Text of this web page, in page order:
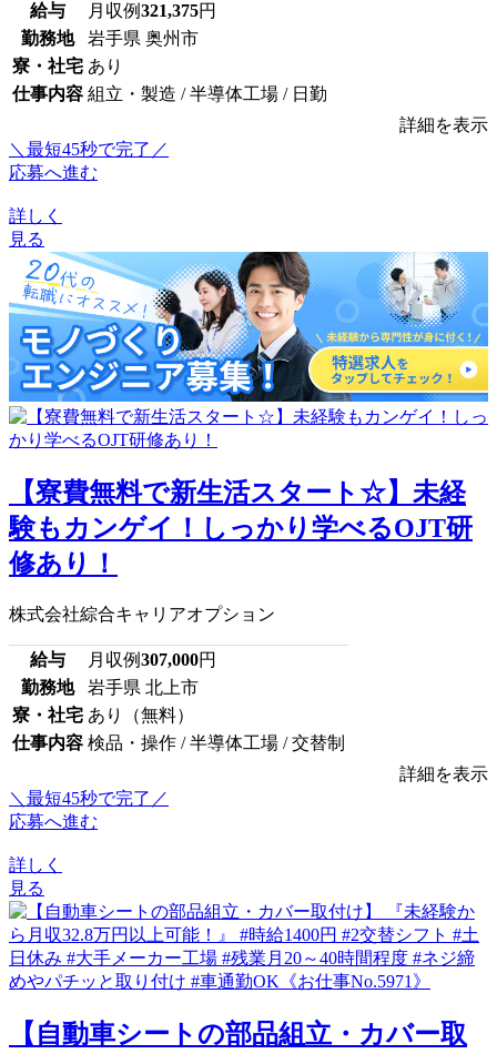
給与 月収例321,375円
勤務地
岩手県 奥州市
寮・社宅 あり
仕事内容 組立・製造 / 半導体工場 / 日勤
詳細を表示
＼最短45秒で完了／
応募へ進む
詳しく
見る
【寮費無料で新生活スタート☆】未経
験もカンゲイ！しっかり学べるOJT研
修あり！
株式会社綜合キャリアオプション
給与 月収例307,000円
勤務地
岩手県 北上市
寮・社宅 あり（無料）
仕事内容 検品・操作 / 半導体工場 / 交替制
詳細を表示
＼最短45秒で完了／
応募へ進む
詳しく
見る
【自動車シートの部品組立・カバー取